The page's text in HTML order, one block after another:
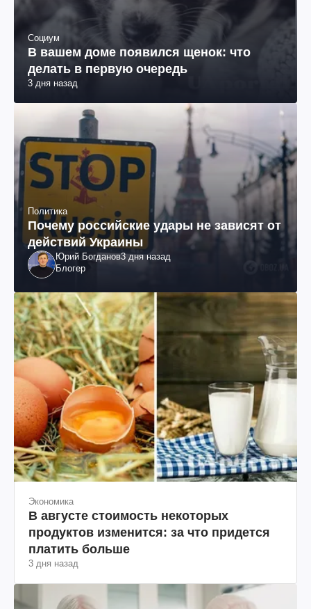
Социум
В вашем доме появился щенок: что
делать в первую очередь
3 дня назад
Политика
Почему российские удары не зависят от
действий Украины
Юрий Богданов3 дня назад
Блогер
Экономика
В августе стоимость некоторых
продуктов изменится: за что придется
платить больше
3 дня назад